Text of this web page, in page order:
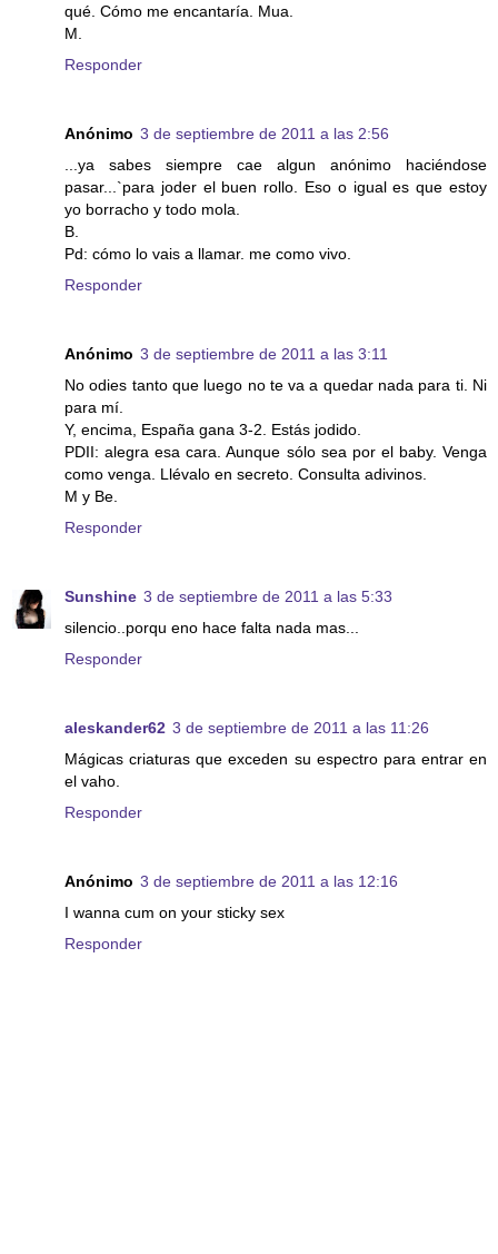
qué. Cómo me encantaría. Mua.
M.
Responder
Anónimo 3 de septiembre de 2011 a las 2:56
...ya sabes siempre cae algun anónimo haciéndose
pasar...`para joder el buen rollo. Eso o igual es que estoy
yo borracho y todo mola.
B.
Pd: cómo lo vais a llamar. me como vivo.
Responder
Anónimo 3 de septiembre de 2011 a las 3:11
No odies tanto que luego no te va a quedar nada para ti. Ni
para mí.
Y, encima, España gana 3-2. Estás jodido.
PDII: alegra esa cara. Aunque sólo sea por el baby. Venga
como venga. Llévalo en secreto. Consulta adivinos.
M y Be.
Responder
Sunshine 3 de septiembre de 2011 a las 5:33
silencio..porqu eno hace falta nada mas...
Responder
aleskander62 3 de septiembre de 2011 a las 11:26
Mágicas criaturas que exceden su espectro para entrar en
el vaho.
Responder
Anónimo 3 de septiembre de 2011 a las 12:16
I wanna cum on your sticky sex
Responder